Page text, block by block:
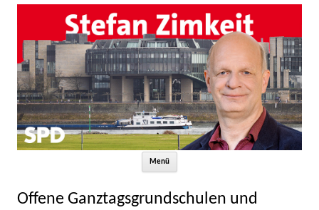
Menü
Offene Ganztagsgrundschulen und